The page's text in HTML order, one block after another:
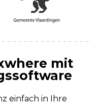
mit
einfach in Ihre